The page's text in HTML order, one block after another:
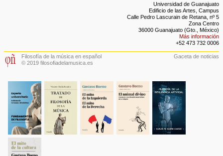
Universidad de Guanajuato
Edificio de las Artes, Campus
Calle Pedro Lascurain de Retana, nº 5
Zona Centro
36000 Guanajuato (Gto., México)
Más información
+52 473 732 0006
Filosofía de la música en español
© 2019 filosofiadelamusica.es
Gaceta de noticias